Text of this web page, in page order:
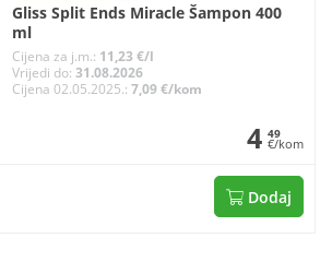
Gliss Split Ends Miracle Šampon 400
ml
Cijena za j.m.: 11,23 €/l
Vrijedi do:31.08.2026
Cijena 02.05.2025.:7,09 €/kom
4 49
€/kom
Dodaj